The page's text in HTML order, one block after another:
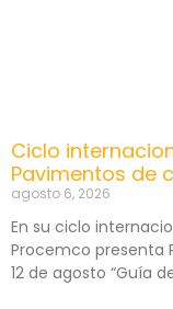
Ciclo
Pavimentos de
agosto 6, 2026
En su ciclo
Procemco presenta
12 de agosto “Guía